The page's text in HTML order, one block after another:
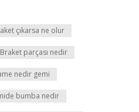
çıkarsa ne olur
Braket parçası nedir
nedir gemi
bumba nedir